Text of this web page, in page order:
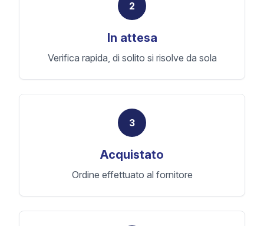
2
In attesa
Verifica rapida, di solito si risolve da sola
3
Acquistato
Ordine effettuato al fornitore